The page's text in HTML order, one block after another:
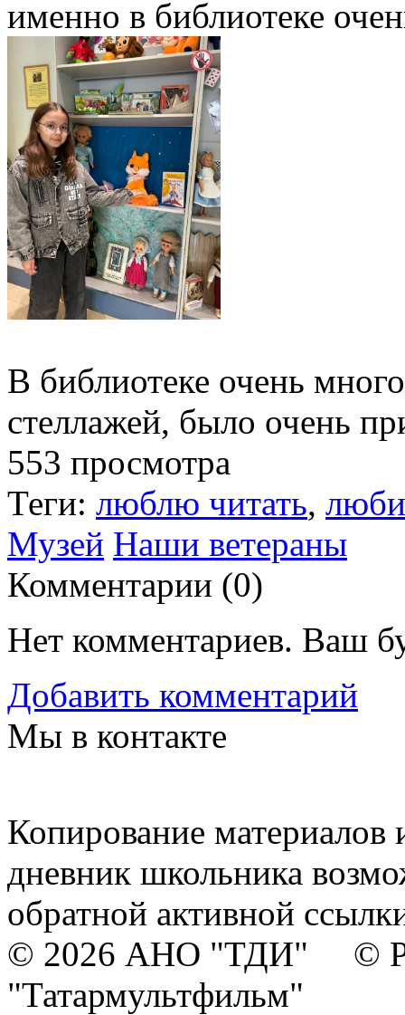
именно в библиотеке
В библиотеке очень
стеллажей, было очень
553 просмотра
Теги: люблю читать,
Музей Наши ветераны
Комментарии (0)
Нет комментариев. Ваш
Добавить комментарий
Мы в контакте
Копирование материалов
дневник школьника
обратной активной
© 2026 АНО "ТДИ" ©
"Татармультфильм"